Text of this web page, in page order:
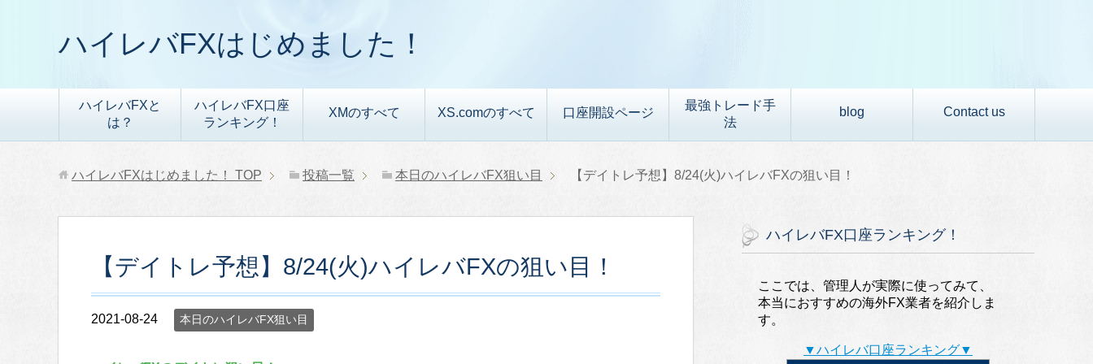
ハイレバFXはじめました！
ハイレバFXと
は？
ハイレバFX口座
ランキング！
XMのすべて XS.comのすべて 口座開設ページ
最強トレード手
法
blog Contact us
ハイレバFXはじめました！ TOP 投稿一覧 本日のハイレバFX狙い目 【デイトレ予想】8/24(火)ハイレバFXの狙い目！
【デイトレ予想】8/24(火)ハイレバFXの狙い目！
2021-08-24 本日のハイレバFX狙い目
ハイレバFX口座ランキング！
ここでは、管理人が実際に使ってみて、
本当におすすめの海外FX業者を紹介しま
す。
▼ハイレバ口座ランキング▼